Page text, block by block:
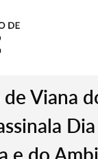
Viana
e do